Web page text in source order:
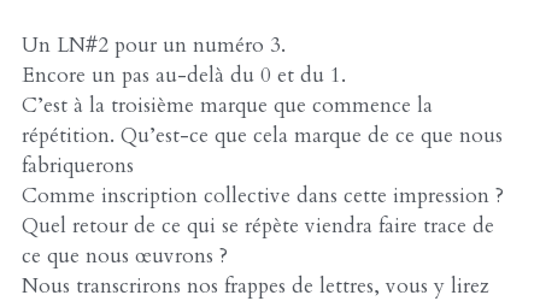
Un LN#2 pour un numéro 3.
Encore un pas au-delà du 0 et du 1.
C’est à la troisième marque que commence la
répétition. Qu’est-ce que cela marque de ce que nous
fabriquerons
Comme inscription collective dans cette impression ?
Quel retour de ce qui se répète viendra faire trace de
ce que nous œuvrons ?
Nous transcrirons nos frappes de lettres, vous y lirez